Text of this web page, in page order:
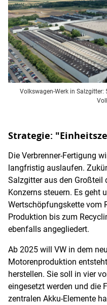
Volkswagen-Werk in
Strategie:
Die Verbrenner-Fertigung
langfristig auslaufen.
Salzgitter aus den Großteil
Konzerns steuern. Es geht
Wertschöpfungskette vom
Produktion bis zum
ebenfalls angegliedert.
Ab 2025 will VW in dem
Motorenproduktion
herstellen. Sie soll in vier
eingesetzt werden und die
zentralen Akku-Elemente